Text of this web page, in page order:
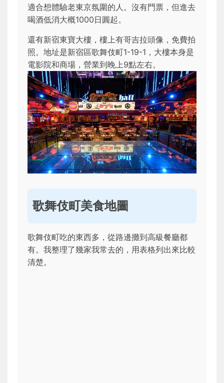
適合想體驗老東京氛圍的人。沒有門票，但進去
喝酒低消大概1000日圓起。
還有新宿東寶大樓，樓上有哥吉拉頭像，免費拍
照。地址是新宿區歌舞伎町1-19-1，大樓本身是
電影院和商場，營業到晚上9點左右。
歌舞伎町美食地圖
歌舞伎町吃的東西多，從路邊攤到高級餐廳都
有。我整理了幾家我常去的，用表格列出來比較
清楚。